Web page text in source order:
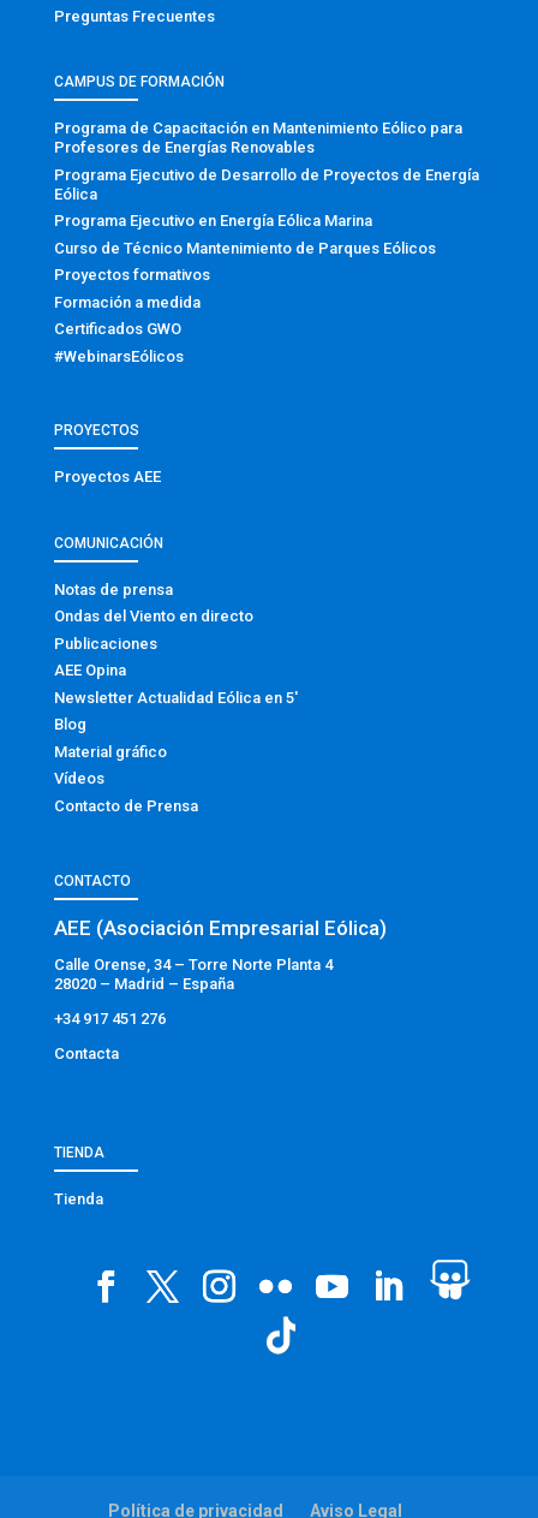
Preguntas Frecuentes
CAMPUS DE FORMACIÓN
Programa de Capacitación en Mantenimiento Eólico para
Profesores de Energías Renovables
Programa Ejecutivo de Desarrollo de Proyectos de Energía
Eólica
Programa Ejecutivo en Energía Eólica Marina
Curso de Técnico Mantenimiento de Parques Eólicos
Proyectos formativos
Formación a medida
Certificados GWO
#WebinarsEólicos
PROYECTOS
Proyectos AEE
COMUNICACIÓN
Notas de prensa
Ondas del Viento en directo
Publicaciones
AEE Opina
Newsletter Actualidad Eólica en 5′
Blog
Material gráfico
Vídeos
Contacto de Prensa
CONTACTO
AEE (Asociación Empresarial Eólica)
Calle Orense, 34 – Torre Norte Planta 4
28020 – Madrid – España
+34 917 451 276
Contacta
TIENDA
Tienda
Política de privacidad Aviso Legal